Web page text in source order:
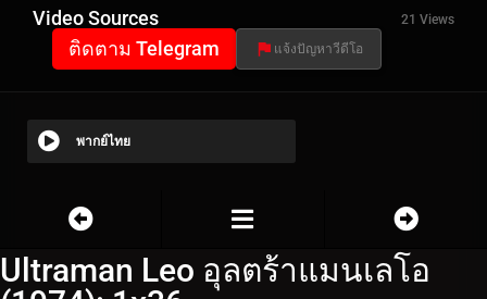
Video Sources 21 Views
ติดตาม Telegram แจ้งปัญหาวีดีโอ
พากย์ไทย
Ultraman Leo อุลตร้าแมนเลโอ